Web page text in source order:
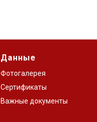
Данные
Фотогалерея
Сертификаты
Важные документы